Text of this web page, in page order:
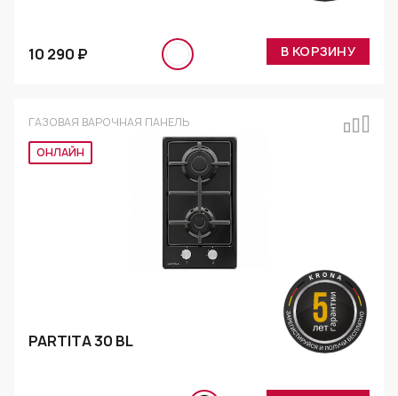
10 290 ₽ В КОРЗИНУ
ГАЗОВАЯ ВАРОЧНАЯ ПАНЕЛЬ
Эксклюзив
PARTITA 30 BL